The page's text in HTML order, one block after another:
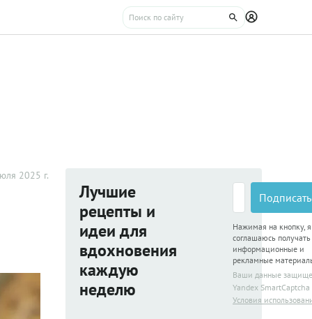
2025 г.
Лучшие
рецепты и
идеи для
вдохновения
каждую
неделю
Нажимая на кнопку, я
соглашаюсь получать
информационные и
рекламные
Ваши данные
Yandex SmartCaptcha
Условия